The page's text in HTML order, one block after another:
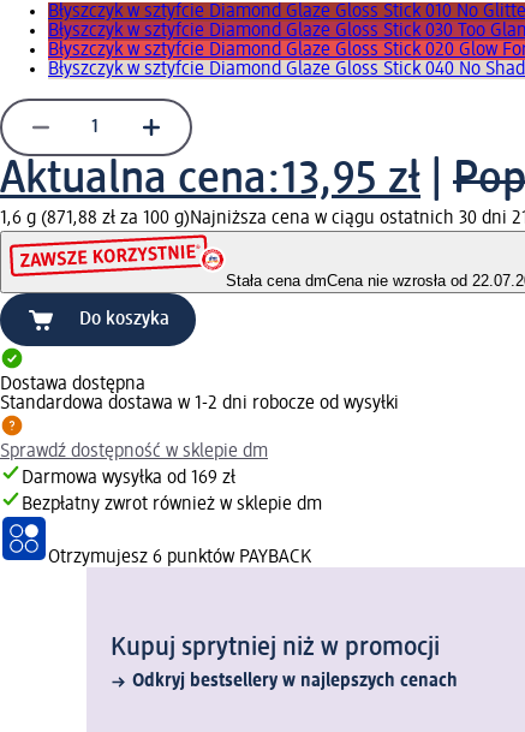
Błyszczyk w sztyfcie Diamond Glaze Gloss Stick 010 No
Błyszczyk w sztyfcie Diamond Glaze Gloss Stick 030 Too
Błyszczyk w sztyfcie Diamond Glaze Gloss Stick 020 Glow
Błyszczyk w sztyfcie Diamond Glaze Gloss Stick 040 No
Aktualna cena:13,95 zł
1,6 g (871,88 zł za 100 g)Najniższa cena w ciągu ostatnich 30 dni
Stała cena dmCena nie wzrosła od
Do koszyka
Dostawa dostępna
Standardowa dostawa w 1-2 dni robocze od wysyłki
Sprawdź dostępność w sklepie dm
Darmowa wysyłka od 169 zł
Bezpłatny zwrot również w sklepie dm
Otrzymujesz 6 punktów PAYBACK
Kupuj sprytniej niż w promocji
Odkryj bestsellery w najlepszych cenach